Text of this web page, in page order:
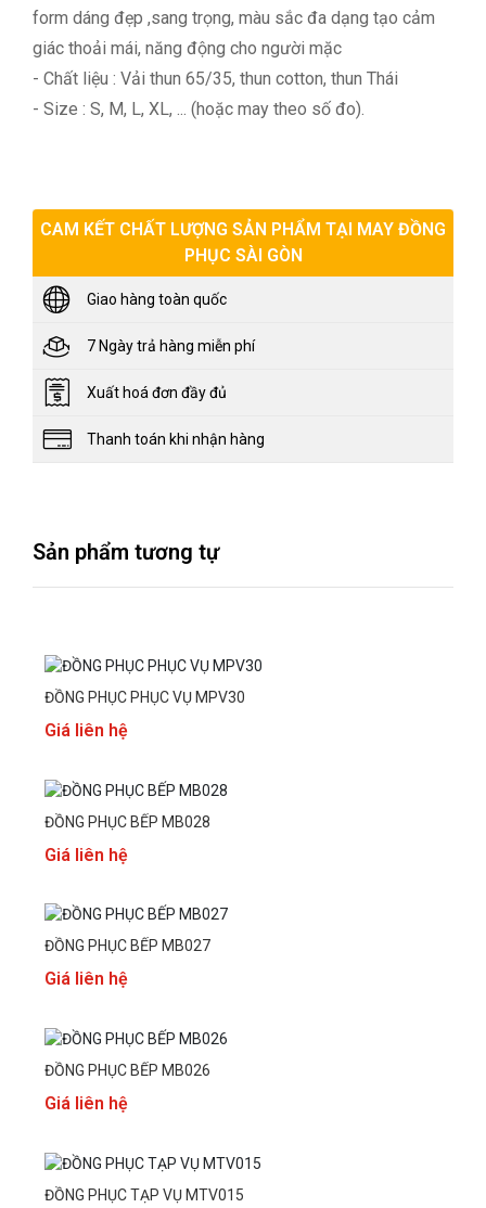
form dáng đẹp ,sang trọng, màu sắc đa dạng tạo cảm
giác thoải mái, năng động cho người mặc
- Chất liệu : Vải thun 65/35, thun cotton, thun Thái
- Size : S, M, L, XL, ... (hoặc may theo số đo).
CAM KẾT CHẤT LƯỢNG SẢN PHẨM TẠI MAY ĐỒNG
PHỤC SÀI GÒN
Giao hàng toàn quốc
7 Ngày trả hàng miễn phí
Xuất hoá đơn đầy đủ
Thanh toán khi nhận hàng
Sản phẩm tương tự
ĐỒNG PHỤC PHỤC VỤ MPV30
Giá liên hệ
ĐỒNG PHỤC BẾP MB028
Giá liên hệ
ĐỒNG PHỤC BẾP MB027
Giá liên hệ
ĐỒNG PHỤC BẾP MB026
Giá liên hệ
ĐỒNG PHỤC TẠP VỤ MTV015